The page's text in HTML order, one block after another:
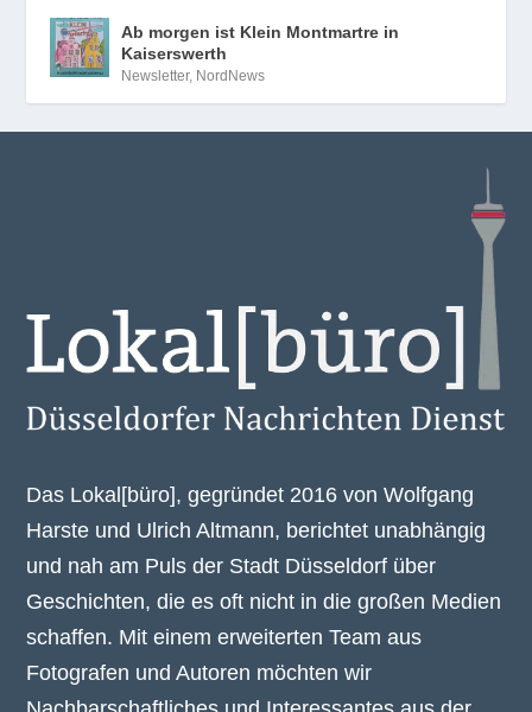
Ab morgen ist Klein Montmartre in
Kaiserswerth
Newsletter, NordNews
Das Lokal[büro], gegründet 2016 von Wolfgang
Harste und Ulrich Altmann, berichtet unabhängig
und nah am Puls der Stadt Düsseldorf über
Geschichten, die es oft nicht in die großen Medien
schaffen. Mit einem erweiterten Team aus
Fotografen und Autoren möchten wir